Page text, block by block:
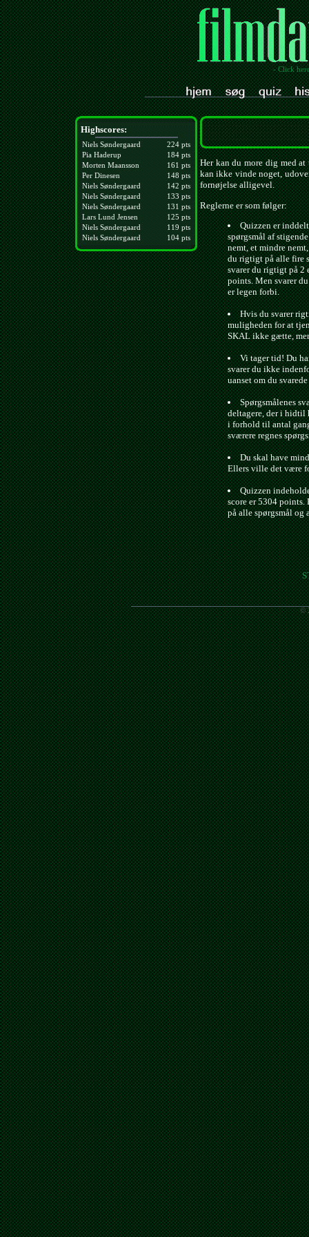
- Click
Highscores:
Niels Søndergaard
224 pts
Pia Haderup
184 pts
Morten Maansson
161 pts
Per Dinesen
148 pts
Niels Søndergaard
142 pts
Niels Søndergaard
133 pts
Niels Søndergaard
131 pts
Lars Lund Jensen
125 pts
Niels Søndergaard
119 pts
Niels Søndergaard
104 pts
Her kan du more dig med
kan ikke vinde noget,
fornøjelse alligevel.
Reglerne er som følger:
Quizzen er
spørgsmål af
nemt, et mindre
du rigtigt på alle fire
svarer du rigtigt på 2
points. Men svarer
er legen forbi.
Hvis du svarer
muligheden for at
SKAL ikke gætte,
Vi tager tid! Du
svarer du ikke
uanset om du
Spørgsmålenes
deltagere, der i hidtil
i forhold til antal
sværere regnes
Du skal have
Ellers ville det være
Quizzen
score er 5304 points.
på alle spørgsmål og
©